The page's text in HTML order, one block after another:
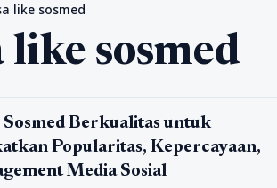
like sosmed
like sosmed
Sosmed Berkualitas untuk
Popularitas, Kepercayaan,
Media Sosial